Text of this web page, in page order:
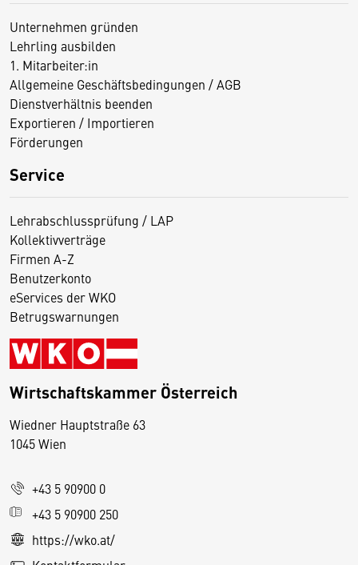
Unternehmen gründen
Lehrling ausbilden
1. Mitarbeiter:in
Allgemeine Geschäftsbedingungen / AGB
Dienstverhältnis beenden
Exportieren / Importieren
Förderungen
Service
Lehrabschlussprüfung / LAP
Kollektivverträge
Firmen A-Z
Benutzerkonto
eServices der WKO
Betrugswarnungen
Wirtschaftskammer Österreich
Wiedner Hauptstraße 63
1045 Wien
+43 5 90900 0
+43 5 90900 250
https://wko.at/
D
s
e
S
e